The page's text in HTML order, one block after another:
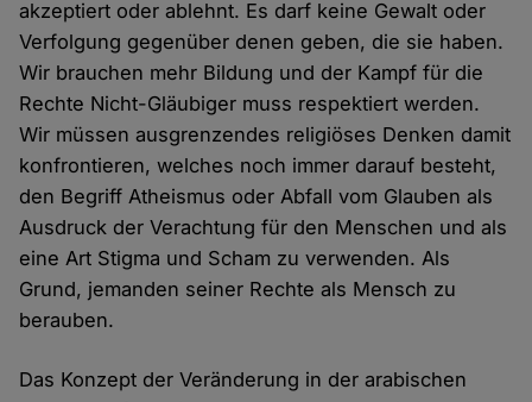
akzeptiert oder ablehnt. Es darf keine Gewalt oder
Verfolgung gegenüber denen geben, die sie haben.
Wir brauchen mehr Bildung und der Kampf für die
Rechte Nicht-Gläubiger muss respektiert werden.
Wir müssen ausgrenzendes religiöses Denken damit
konfrontieren, welches noch immer darauf besteht,
den Begriff Atheismus oder Abfall vom Glauben als
Ausdruck der Verachtung für den Menschen und als
eine Art Stigma und Scham zu verwenden. Als
Grund, jemanden seiner Rechte als Mensch zu
berauben.
Das Konzept der Veränderung in der arabischen